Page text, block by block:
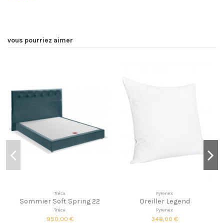
vous pourriez aimer
Tréca
Sommier Soft Spring 22
Tréca
950,00 €
Pyrenex
Oreiller Legend
Pyrenex
348,00 €